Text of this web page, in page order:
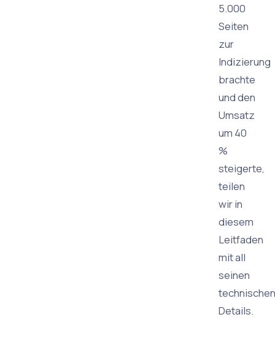
5.000
Seiten
zur
Indizierung
brachte
und den
Umsatz
um 40
%
steigerte,
teilen
wir in
diesem
Leitfaden
mit all
seinen
technischen
Details.